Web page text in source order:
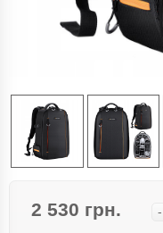
2 530 грн. -